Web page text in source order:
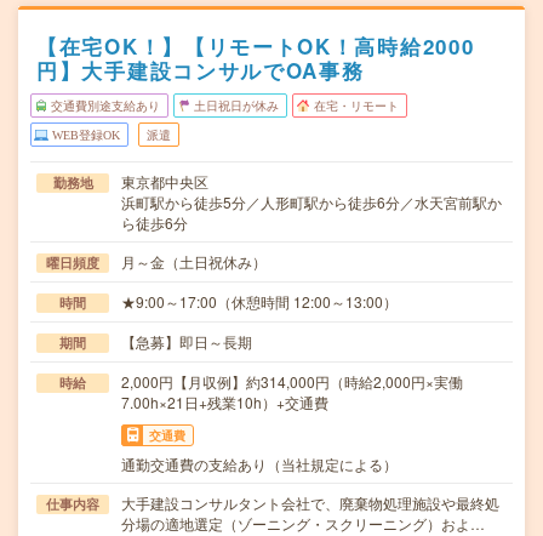
【在宅OK！】【リモートOK！高時給2000
円】大手建設コンサルでOA事務
交通費別途支給あり 土日祝日が休み 在宅・リモート
WEB登録OK 派遣
勤務地
東京都中央区
浜町駅から徒歩5分／人形町駅から徒歩6分／水天宮前駅か
ら徒歩6分
曜日頻度 月～金（土日祝休み）
時間 ★9:00～17:00（休憩時間 12:00～13:00）
期間 【急募】即日～長期
時給
2,000円【月収例】約314,000円（時給2,000円×実働
7.00h×21日+残業10h）+交通費
交通費
通勤交通費の支給あり（当社規定による）
仕事内容
大手建設コンサルタント会社で、廃棄物処理施設や最終処
分場の適地選定（ゾーニング・スクリーニング）およ…